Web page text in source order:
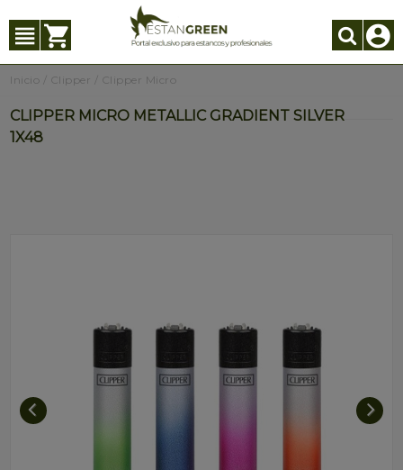
Inicio Clipper Clipper Micro
CLIPPER MICRO METALLIC GRADIENT SILVER
1X48